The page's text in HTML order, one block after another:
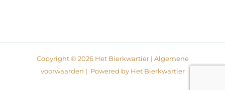
Copyright © 2026 Het Bierkwartier | Algemene
voorwaarden | Powered by Het Bierkwartier